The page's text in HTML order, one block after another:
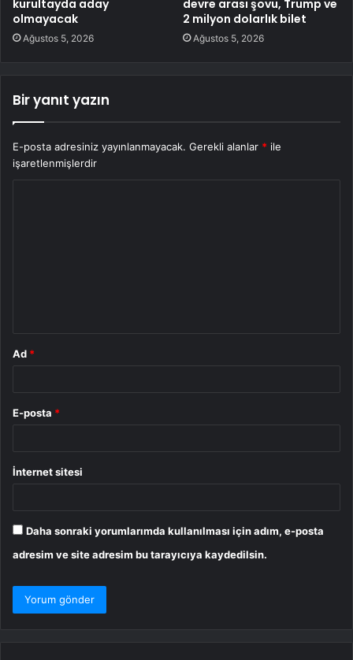
kurultayda aday
olmayacak
Ağustos 5, 2026
devre arası şovu, Trump ve
2 milyon dolarlık bilet
Ağustos 5, 2026
Bir yanıt yazın
E-posta adresiniz yayınlanmayacak. Gerekli alanlar * ile
işaretlenmişlerdir
Ad *
E-posta *
İnternet sitesi
Daha sonraki yorumlarımda kullanılması için adım, e-posta
adresim ve site adresim bu tarayıcıya kaydedilsin.